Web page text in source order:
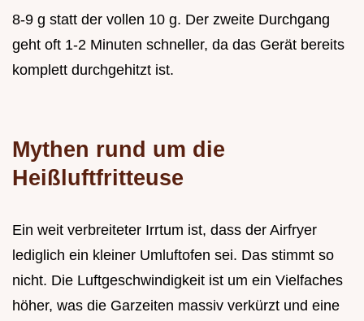
8-9 g statt der vollen 10 g. Der zweite Durchgang
geht oft 1-2 Minuten schneller, da das Gerät bereits
komplett durchgehitzt ist.
Mythen rund um die
Heißluftfritteuse
Ein weit verbreiteter Irrtum ist, dass der Airfryer
lediglich ein kleiner Umluftofen sei. Das stimmt so
nicht. Die Luftgeschwindigkeit ist um ein Vielfaches
höher, was die Garzeiten massiv verkürzt und eine